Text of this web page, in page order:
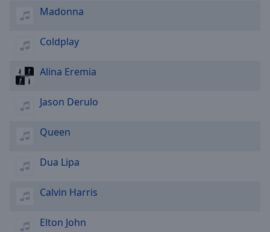
Madonna
Coldplay
Alina Eremia
Jason Derulo
Queen
Dua Lipa
Calvin Harris
Elton John